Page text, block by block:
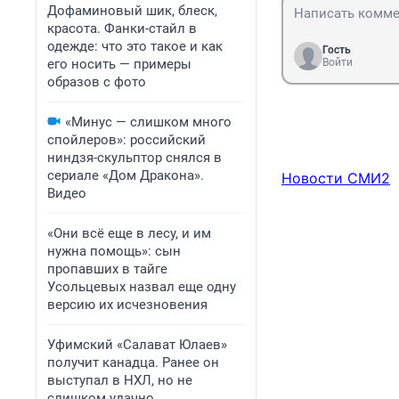
Дофаминовый шик, блеск,
красота. Фанки-стайл в
одежде: что это такое и как
его носить — примеры
образов с фото
«Минус — слишком много
спойлеров»: российский
ниндзя-скульптор снялся в
сериале «Дом Дракона».
Видео
«Они всё еще в лесу, и им
нужна помощь»: сын
пропавших в тайге
Усольцевых назвал еще одну
версию их исчезновения
Уфимский «Салават Юлаев»
получит канадца. Ранее он
выступал в НХЛ, но не
На серый
Гость
Войти
Новости СМИ2